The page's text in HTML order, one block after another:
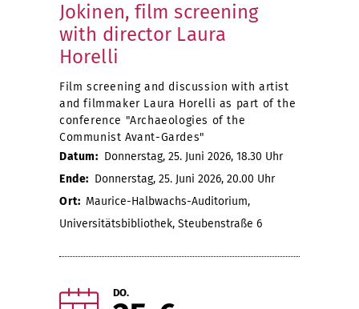
Jokinen, film screening
with director Laura
Horelli
Film screening and discussion with artist
and filmmaker Laura Horelli as part of the
conference "Archaeologies of the
Communist Avant-Gardes"
Datum: Donnerstag, 25. Juni 2026, 18.30 Uhr
Ende: Donnerstag, 25. Juni 2026, 20.00 Uhr
Ort: Maurice-Halbwachs-Auditorium,
Universitätsbibliothek, Steubenstraße 6
DO.